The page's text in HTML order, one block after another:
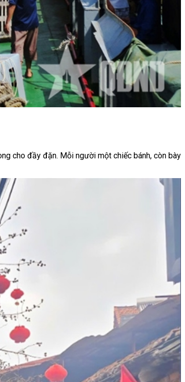
cho đầy đặn. Mỗi người một chiếc bánh, còn bày